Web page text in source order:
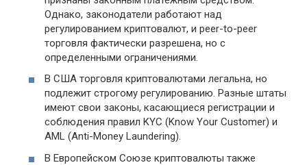
Однако, законодатели работают над
регулированием криптовалют, и peer-to-peer
торговля фактически разрешена, но с
определенными ограничениями.
В США торговля криптовалютами легальна, но
подлежит строгому регулированию. Разные штаты
имеют свои законы, касающиеся регистрации и
соблюдения правил KYC (Know Your Customer) и
AML (Anti-Money Laundering).
В Европейском Союзе криптовалюты также